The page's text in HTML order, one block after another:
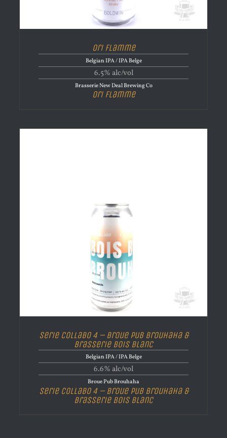
Ori Flamme
Belgian IPA / IPA Belge
6.5% alc/vol
Brasserie New Deal Brewing Co
Ori Flamme
Serie Collabo 4 – Broue Pub Brouhaha &
Brasserie Bois Blanc
Belgian IPA / IPA Belge
6.6% alc/vol
Broue Pub Brouhaha
Serie Collabo 4 – Broue Pub Brouhaha &
Brasserie Bois Blanc